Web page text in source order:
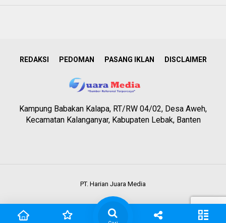
REDAKSI PEDOMAN PASANG IKLAN DISCLAIMER
Kampung Babakan Kalapa, RT/RW 04/02, Desa Aweh,
Kecamatan Kalanganyar, Kabupaten Lebak, Banten
PT. Harian Juara Media